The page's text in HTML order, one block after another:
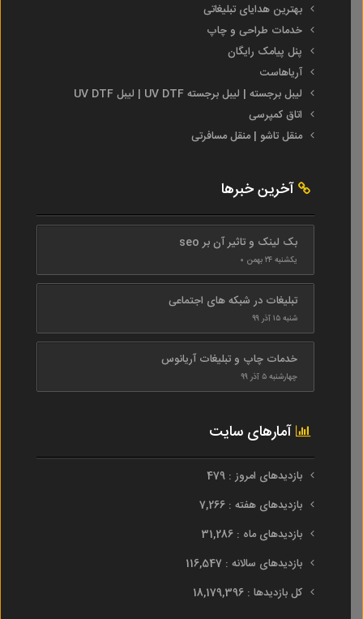
بهترین هدایای تبلیغاتی
خدمات طراحی و چاپ
پنل پیامک رایگان
آریاهاست
لیبل برجسته | لیبل برجسته UV DTF | لیبل UV DTF
اتاق کمپرسی
منقل تاشو | منقل مسافرتی
آخرین خبرها
بک لینک و تاثیر آن بر seo
یکشنبه ۲۴ بهمن ۰
تبلیغات در شبکه های اجتماعی
شنبه ۱۵ آذر ۹۹
خدمات چاپ و تبلیغات آریانوس
چهارشنبه ۵ آذر ۹۹
آمارهای سایت
بازدیدهای امروز : 479
بازدیدهای هفته : 7,266
بازدیدهای ماه : 31,286
بازدیدهای سالانه : 116,547
کل بازدیدها : 18,179,396